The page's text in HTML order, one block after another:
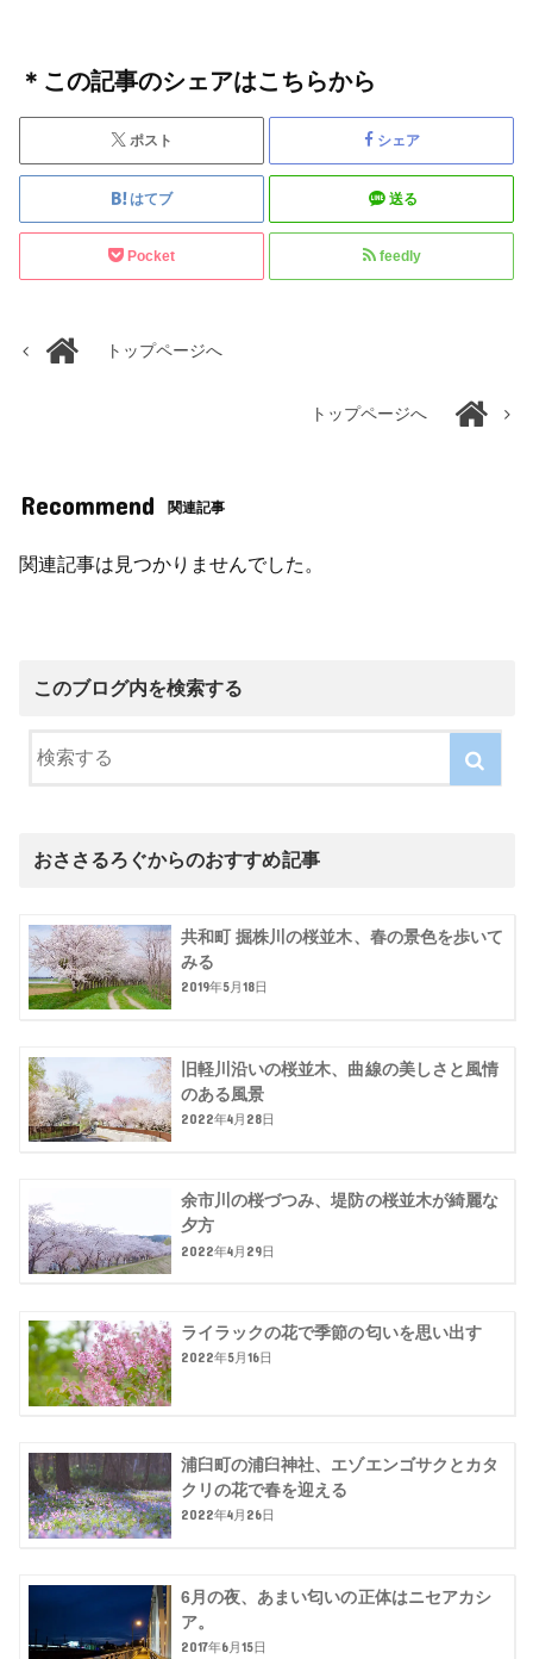
＊この記事のシェアはこちらから
ポスト シェア
はてブ 送る
Pocket feedly
トップページへ
トップページへ
Recommend 関連記事
関連記事は見つかりませんでした。
このブログ内を検索する
おささるろぐからのおすすめ記事
共和町 掘株川の桜並木、春の景色を歩いて
みる
2019年5月18日
旧軽川沿いの桜並木、曲線の美しさと風情
のある風景
2022年4月28日
余市川の桜づつみ、堤防の桜並木が綺麗な
夕方
2022年4月29日
ライラックの花で季節の匂いを思い出す
2022年5月16日
浦臼町の浦臼神社、エゾエンゴサクとカタ
クリの花で春を迎える
2022年4月26日
6月の夜、あまい匂いの正体はニセアカシ
ア。
2017年6月15日